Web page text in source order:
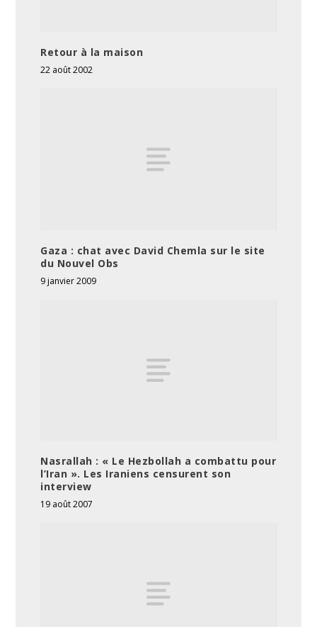
Retour à la maison
22 août 2002
Gaza : chat avec David Chemla sur le site
du Nouvel Obs
9 janvier 2009
Nasrallah : « Le Hezbollah a combattu pour
l’Iran ». Les Iraniens censurent son
interview
19 août 2007